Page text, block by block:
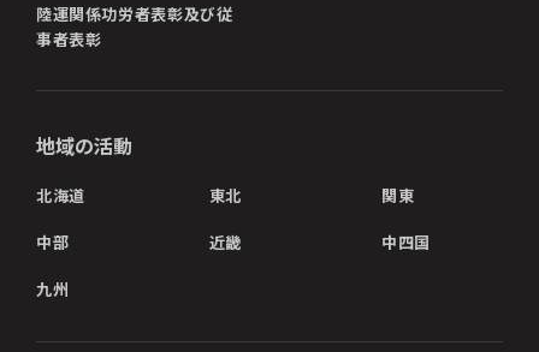
陸運関係功労者表彰及び従
事者表彰
地域の活動
北海道 東北 関東
中部 近畿 中四国
九州